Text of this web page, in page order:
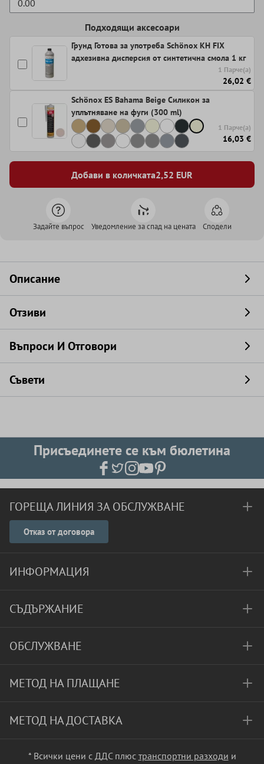
Подходящи аксесоари
Грунд Готова за употреба Schönox KH FIX
адхезивна дисперсия от синтетична смола 1 кг
1 Парче(а)
26,02 €
Schönox ES Bahama Beige Силикон за
уплътняване на фуги (300 ml)
1 Парче(а)
16,03 €
Добави в количката2,52 EUR
Задайте въпрос Уведомление за спад на цената Сподели
Описание
Отзиви
Въпроси И Отговори
Съвети
Присъединете се към бюлетина
ГОРЕЩА ЛИНИЯ ЗА ОБСЛУЖВАНЕ
Отказ от договора
ИНФОРМАЦИЯ
СЪДЪРЖАНИЕ
ОБСЛУЖВАНЕ
МЕТОД НА ПЛАЩАНЕ
МЕТОД НА ДОСТАВКА
* Всички цени с ДДС плюс транспортни разходи и